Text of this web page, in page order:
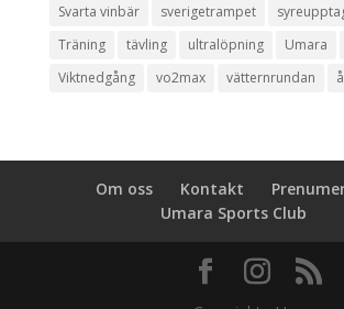
Svarta vinbär
sverigetrampet
Träning
tävling ultralöpning Umara
Viktnedgång
vo2max vätternrundan
Om oss Kontakt
Umara Sports Club